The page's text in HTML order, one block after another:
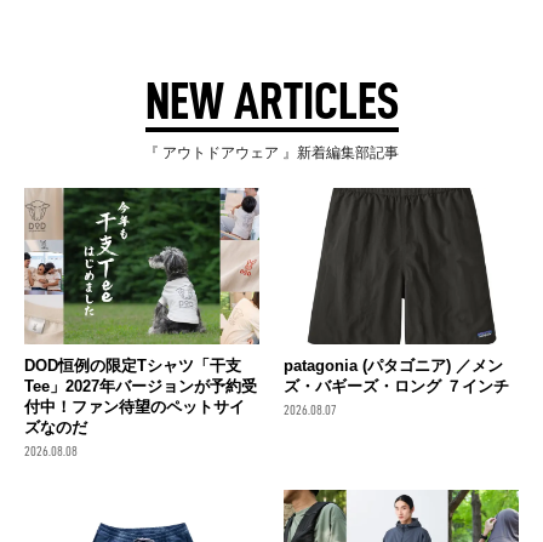
NEW ARTICLES
『 アウトドアウェア 』新着編集部記事
DOD恒例の限定Tシャツ「干支
Tee」2027年バージョンが予約受
付中！ファン待望のペットサイ
ズなのだ
2026.08.08
patagonia (パタゴニア) ／メン
ズ・バギーズ・ロング ７インチ
2026.08.07